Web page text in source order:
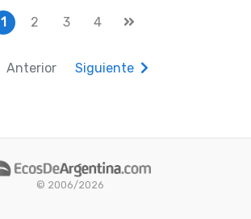
1 2 3 4
Anterior Siguiente
© 2006/2026